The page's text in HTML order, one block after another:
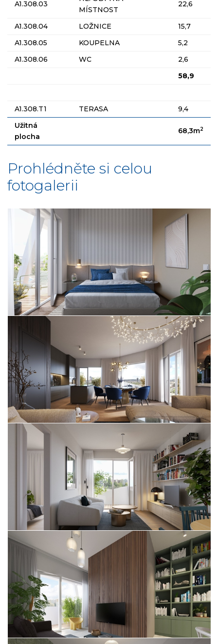
A1.308.03
MÍSTNOST
22,6
A1.308.04 LOŽNICE
15,7
A1.308.05
KOUPELNA
5,2
A1.308.06
WC
2,6
58,9
A1.308.T1 TERASA
9,4
Užitná
plocha
68,3m2
Prohlédněte si celou
fotogalerii